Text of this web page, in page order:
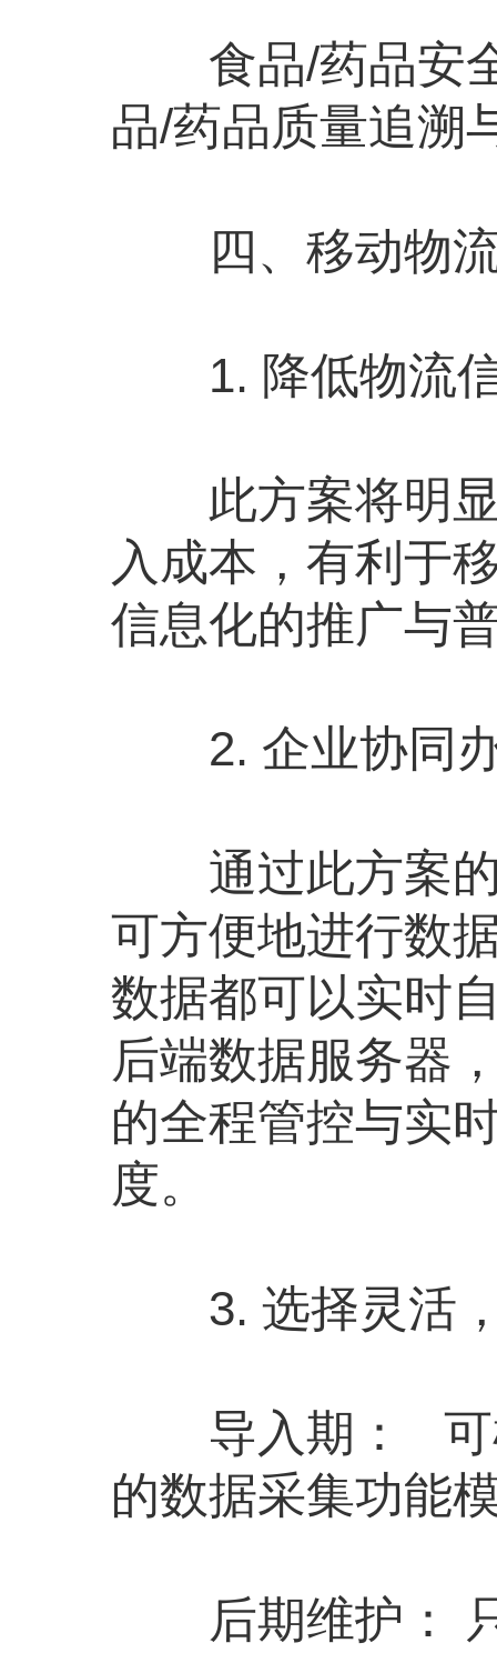
食品/药品安全
品/药品质量追溯
四、移动物流
1. 降低物流信
此方案将明显
入成本，有利于
信息化的推广与
2. 企业协同办
通过此方案的
可方便地进行数
数据都可以实时
后端数据服务器
的全程管控与实
度。
3. 选择灵活，
导入期： 可根
的数据采集功能
后期维护： 只